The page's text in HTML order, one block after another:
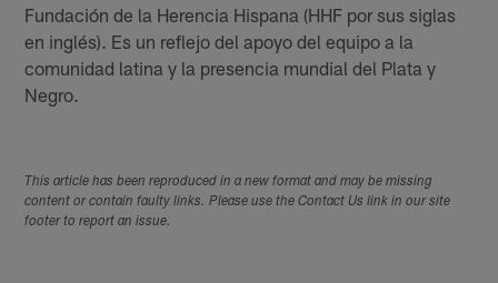
Fundación de la Herencia Hispana (HHF por sus siglas
en inglés). Es un reflejo del apoyo del equipo a la
comunidad latina y la presencia mundial del Plata y
Negro.
This article has been reproduced in a new format and may be missing
content or contain faulty links. Please use the Contact Us link in our site
footer to report an issue.